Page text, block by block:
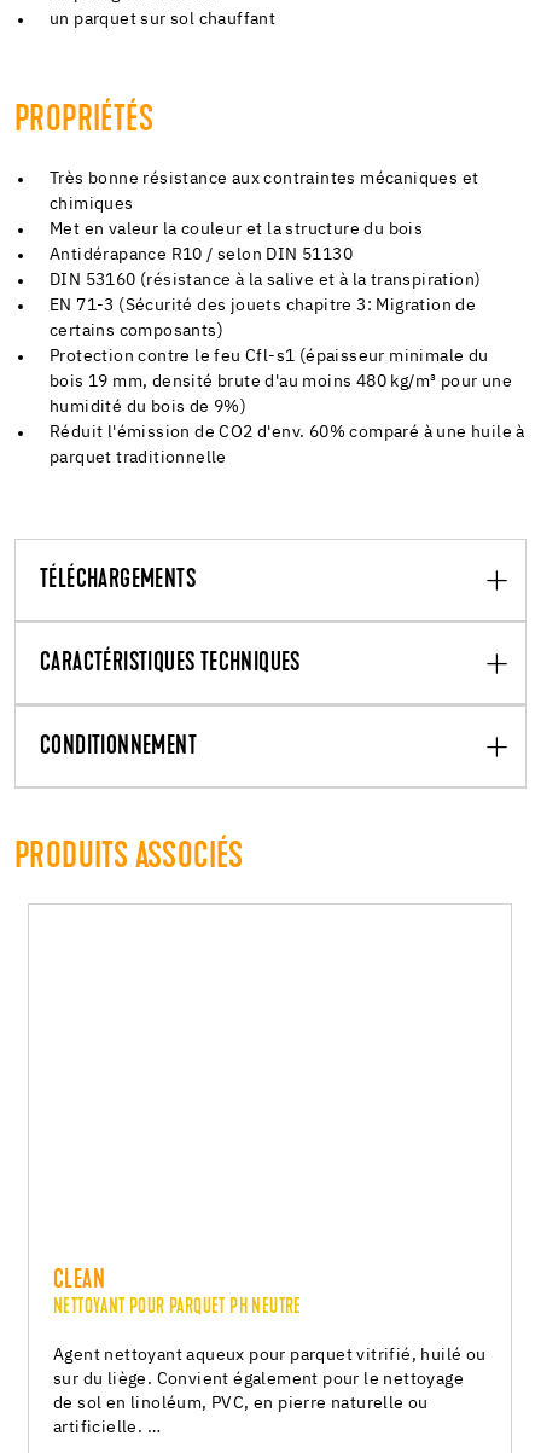
un parquet sur sol chauffant
PROPRIÉTÉS
Très bonne résistance aux contraintes mécaniques et
chimiques
Met en valeur la couleur et la structure du bois
Antidérapance R10 / selon DIN 51130
DIN 53160 (résistance à la salive et à la transpiration)
EN 71-3 (Sécurité des jouets chapitre 3: Migration de
certains composants)
Protection contre le feu Cfl-s1 (épaisseur minimale du
bois 19 mm, densité brute d'au moins 480 kg/m³ pour une
humidité du bois de 9%)
Réduit l'émission de CO2 d'env. 60% comparé à une huile à
parquet traditionnelle
TÉLÉCHARGEMENTS
CARACTÉRISTIQUES TECHNIQUES
CONDITIONNEMENT
PRODUITS ASSOCIÉS
CLEAN
NETTOYANT POUR PARQUET PH NEUTRE
Agent nettoyant aqueux pour parquet vitrifié, huilé ou
sur du liège. Convient également pour le nettoyage
de sol en linoléum, PVC, en pierre naturelle ou
artificielle. …